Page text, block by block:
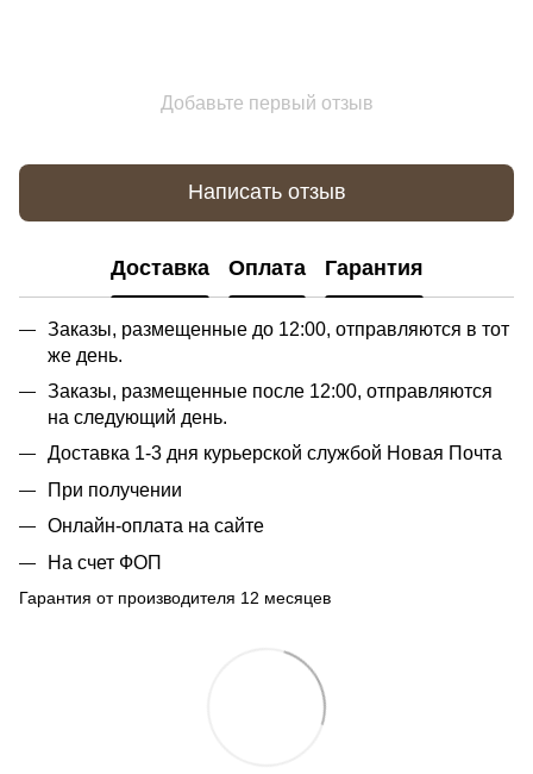
Добавьте первый отзыв
Написать отзыв
Доставка Оплата Гарантия
Заказы, размещенные до 12:00, отправляются в тот
же день.
Заказы, размещенные после 12:00, отправляются
на следующий день.
Доставка 1-3 дня курьерской службой Новая Почта
При получении
Онлайн-оплата на сайте
На счет ФОП
Гарантия от производителя 12 месяцев